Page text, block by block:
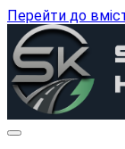
Перейти до